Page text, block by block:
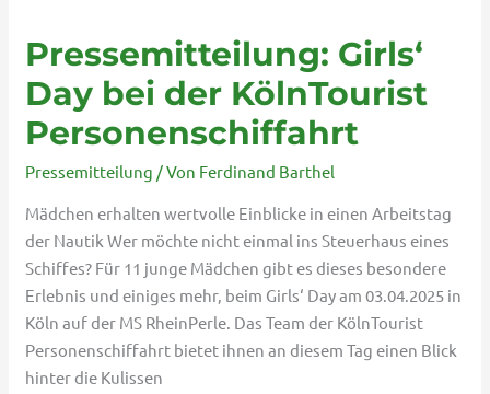
Pressemitteilung: Girls‘
Day bei der KölnTourist
Personenschiffahrt
Pressemitteilung / Von Ferdinand Barthel
Mädchen erhalten wertvolle Einblicke in einen Arbeitstag
der Nautik Wer möchte nicht einmal ins Steuerhaus eines
Schiffes? Für 11 junge Mädchen gibt es dieses besondere
Erlebnis und einiges mehr, beim Girls‘ Day am 03.04.2025 in
Köln auf der MS RheinPerle. Das Team der KölnTourist
Personenschiffahrt bietet ihnen an diesem Tag einen Blick
hinter die Kulissen
Day
bei
der
KölnTourist